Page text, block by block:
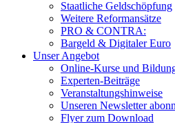
Staatliche Geldschöpfung
Weitere Reformansätze
PRO & CONTRA:
Bargeld & Digitaler Euro
Unser Angebot
Online-Kurse und
Experten-Beiträge
Veranstaltungshinweise
Unseren Newsletter
Flyer zum Download